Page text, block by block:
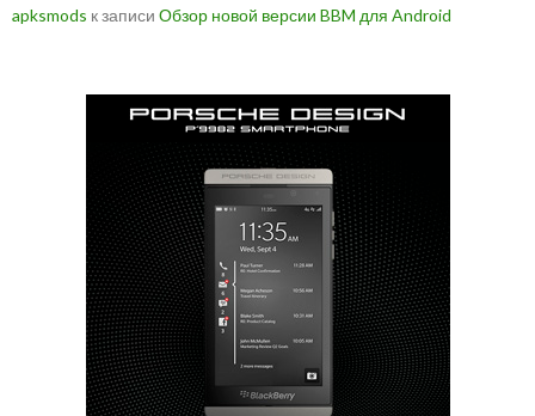
apksmods к записи Обзор новой версии BBM для Android